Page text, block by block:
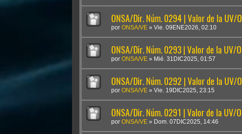
ONSA/Dir. Núm. 0294 | Valor de la UV/O
por ONSA/VE » Vie. 09ENE2026, 02:10
ONSA/Dir. Núm. 0293 | Valor de la UV/O
por ONSA/VE » Mié. 31DIC2025, 01:57
ONSA/Dir. Núm. 0292 | Valor de la UV/O
por ONSA/VE » Vie. 19DIC2025, 23:15
ONSA/Dir. Núm. 0291 | Valor de la UV/O
por ONSA/VE » Dom. 07DIC2025, 14:46